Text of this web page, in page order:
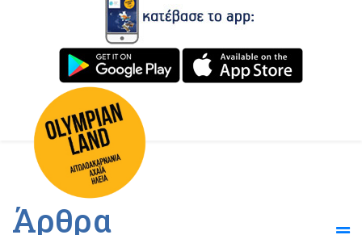
Άρθρα